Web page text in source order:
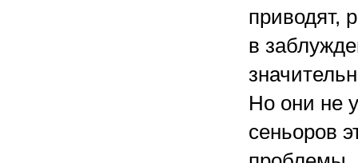
приводят,
в
Но они не
сеньоров